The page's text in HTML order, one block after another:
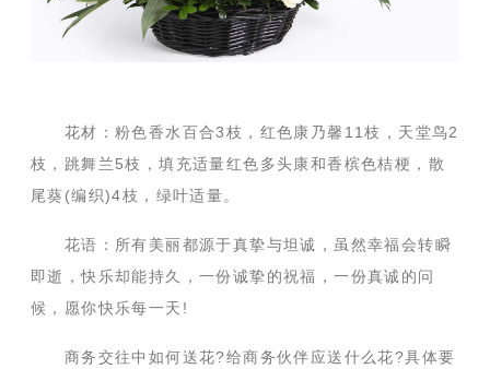
花材：粉色香水百合3枝，红色康乃馨11枝，天堂鸟2
枝，跳舞兰5枝，填充适量红色多头康和香槟色桔梗，散
尾葵(编织)4枝，绿叶适量。
花语：所有美丽都源于真挚与坦诚，虽然幸福会转瞬
即逝，快乐却能持久，一份诚挚的祝福，一份真诚的问
候，愿你快乐每一天!
商务交往中如何送花?给商务伙伴应送什么花?具体要